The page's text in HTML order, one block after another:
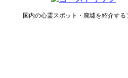
国内の心霊スポット・廃墟を紹介する